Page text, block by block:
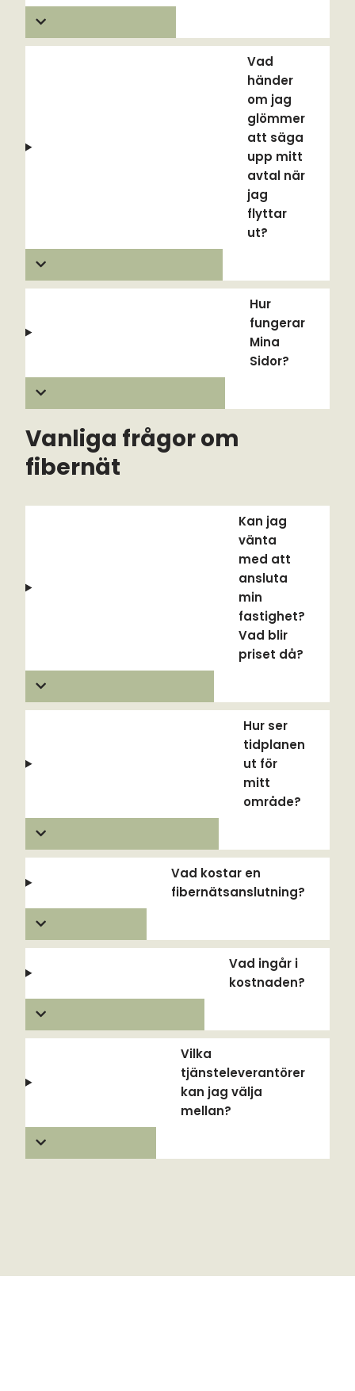
Vad
händer
om jag
glömmer
att säga
upp mitt
avtal när
jag
flyttar
ut?
Hur
fungerar
Mina
Sidor?
Vanliga frågor om
fibernät
Kan jag
vänta
med att
ansluta
min
fastighet?
Vad blir
priset då?
Hur ser
tidplanen
ut för
mitt
område?
Vad kostar en
fibernätsanslutning?
Vad ingår i
kostnaden?
Vilka
tjänsteleverantörer
kan jag välja
mellan?